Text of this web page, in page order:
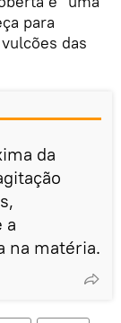
para
das
da
a
na matéria.